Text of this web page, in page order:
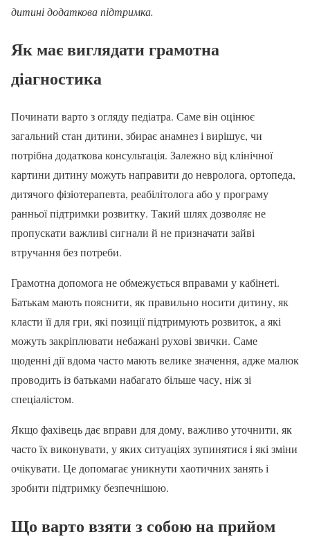
дитині додаткова підтримка.
Як має виглядати грамотна
діагностика
Починати варто з огляду педіатра. Саме він оцінює
загальний стан дитини, збирає анамнез і вирішує, чи
потрібна додаткова консультація. Залежно від клінічної
картини дитину можуть направити до невролога, ортопеда,
дитячого фізіотерапевта, реабілітолога або у програму
ранньої підтримки розвитку. Такий шлях дозволяє не
пропускати важливі сигнали й не призначати зайві
втручання без потреби.
Грамотна допомога не обмежується вправами у кабінеті.
Батькам мають пояснити, як правильно носити дитину, як
класти її для гри, які позиції підтримують розвиток, а які
можуть закріплювати небажані рухові звички. Саме
щоденні дії вдома часто мають велике значення, адже малюк
проводить із батьками набагато більше часу, ніж зі
спеціалістом.
Якщо фахівець дає вправи для дому, важливо уточнити, як
часто їх виконувати, у яких ситуаціях зупинятися і які зміни
очікувати. Це допомагає уникнути хаотичних занять і
зробити підтримку безпечнішою.
Що варто взяти з собою на прийом